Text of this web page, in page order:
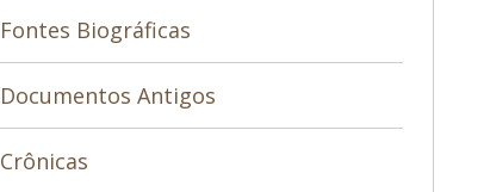
Fontes Biográficas
Documentos Antigos
Crônicas